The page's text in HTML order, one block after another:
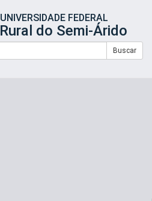
UNIVERSIDADE FEDERAL
Rural do Semi-Árido
Buscar